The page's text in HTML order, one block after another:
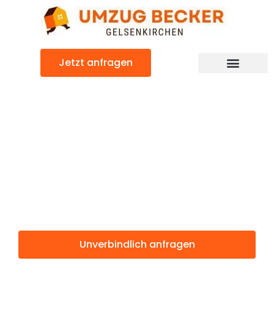
Jetzt anfragen
Unverbindlich anfragen